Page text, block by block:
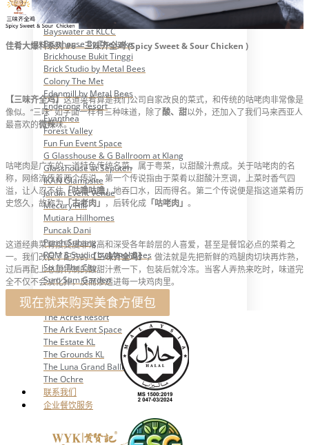
Ampang Glasshouse
Astana Bamboo Hills
Bayswater at KLCC
Boathouse By The Lake
Brickhouse Bukit Tinggi
Brick Studio by Metal Bees
Colony The Met
Edenmill by Metal Bees
Enderong Resort
Evanthea
Forest Valley
Fun Fun Event Space
G Glasshouse & G Ballroom at Klang
Glasshouse at Seputeh
IKAN Glampsite
Jardin Event Venue
Mecury Hill
Mutiara Hillhomes
Puncak Dani
Puteh Subang
ROM 8 Studio by Metal Bees
Six In The CIty
Sum Sum Garden
Summer Residence
Tanarimba, Janda Baik
The Acres Resort
The Ark Event Space
The Estate KL
The Grounds KL
The Luna Grand Ballroom KL
The Ochre
联系我们
企业餐饮服务
佳肴大爆料系列 #6 – 三味齐全鸡 (Spicy Sweet & Sour Chicken )
【三味齐全鸡】这道菜肴算是我们公司自家改良的菜式，和传统的咕咾肉非常像是
像似。“三味” 如字面一样有三种味道，除了酸、甜以外，还加入了我们马来西亚人
最喜欢的微辣味。
咕咾肉是广东的一道特色传统名菜，属于粤菜，以甜酸汁煮成。关于咕咾肉的名
称，网络流传着两个传说。第一个传说指由于菜肴以甜酸汁烹调，上菜时香气四
溢，让人忍不住「咕噜咕噜」地吞口水，因而得名。第二个传说便是指这道菜肴历
史悠久，故称为「古老肉」 ，后转化成 「咕咾肉」 。
这道经典菜肴接受度非常高和深受各年龄层的人喜爱，甚至是餐馆必点的菜肴之
一。我们改良了配方的【三味齐全鸡】，做法就是先把新鲜的鸡腿肉切块再炸熟，
过后再配上总厨特制的酸甜汁煮一下，包装后就冷冻。当客人弄热来吃时，味道完
全不仅不会淡化掉，反而渗透进每一块鸡肉里。
现在就来购买美食方便包